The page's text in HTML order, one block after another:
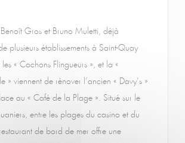
Benoît Gros et Bruno Muletti, déjà
plusieurs établissements à Saint-Quay
« Cochons Flingueurs », et la «
» viennent de rénover l’ancien « Davy’s »
au « Café de la Plage ». Situé sur le
entre les plages du casino et du
de bord de mer offre une